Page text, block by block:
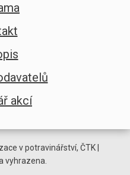
akcí
v potravinářství, ČTK |
vyhrazena.